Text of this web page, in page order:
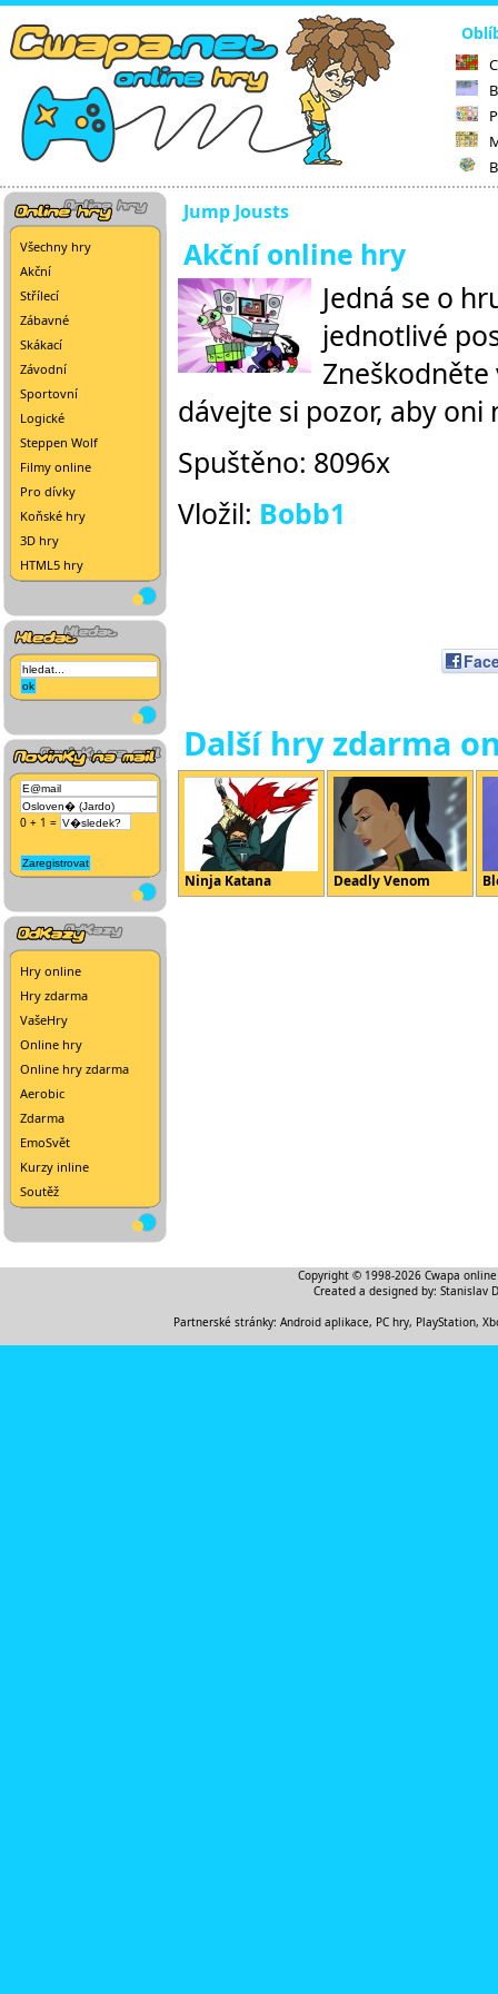
Všechny hry
Akční
Střílecí
Zábavné
Skákací
Závodní
Sportovní
Logické
Steppen Wolf
Filmy online
Pro dívky
Koňské hry
3D hry
HTML5 hry
0 + 1 =
Hry online
Hry zdarma
VašeHry
Online hry
Online hry zdarma
Aerobic
Zdarma
EmoSvět
Kurzy inline
Soutěž
Jump Jousts
Akční online hry
Jedná se o
jednotlivé
dávejte si pozor, aby oni
Spuštěno: 8096x
Vložil: Bobb1
Další hry zdarma
Ninja Katana Deadly Venom
Copyright © 1998-2026 Cwapa
Created a designed by: Stanislav
Partnerské stránky: Android aplikace, PC hry, PlayStation,